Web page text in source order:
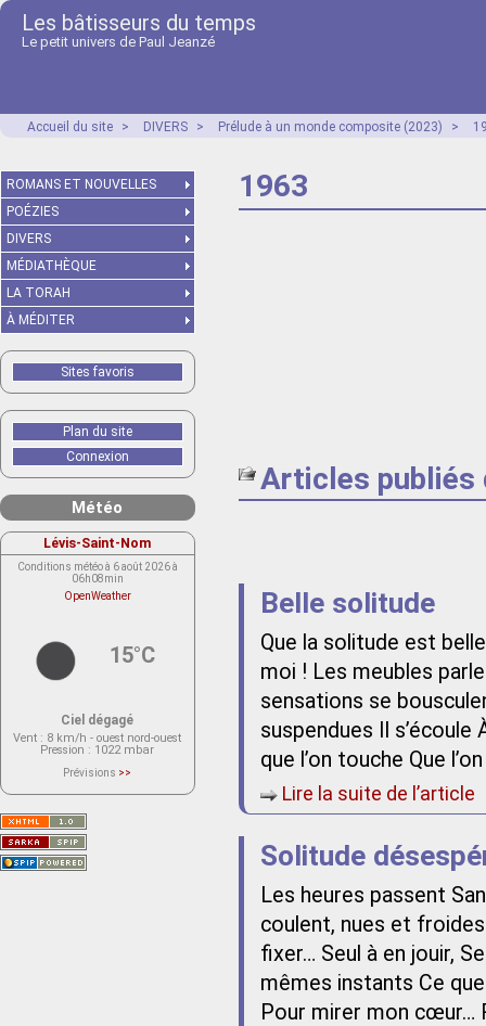
Les bâtisseurs du temps
Le petit univers de Paul Jeanzé
Accueil du site > DIVERS > Prélude à un monde composite (2023) >
1963
Articles publiés
Belle solitude
Que la solitude est
moi ! Les meubles
sensations se
suspendues Il
que l’on touche Que
Lire la suite de l’article
Solitude
Les heures passent
coulent, nues et
fixer… Seul à en jouir,
mêmes instants Ce
Pour mirer mon cœur…
ROMANS ET NOUVELLES
POÉZIES
DIVERS
MÉDIATHÈQUE
LA TORAH
À MÉDITER
Sites favoris
Plan du site
Connexion
Météo
Lévis-Saint-Nom
Conditions météo à 6 août 2026 à
06h08min
OpenWeather
15°C
Ciel dégagé
Vent : 8 km/h - ouest nord-ouest
Pression : 1022 mbar
Prévisions >>
actuellement aucune prévision
Saint-Nom.
Veuillez consulter le message du
service ci-dessous.
(401 - Invalid API key. Please see
https://openweathermap.org/faq#error401